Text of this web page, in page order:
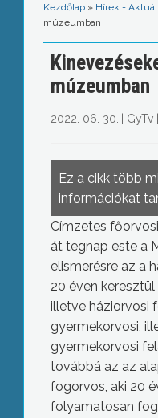
Kezdőlap » Hírek -
múzeumban
múzeumban
2022. 06. 30. GyTv||
Ez a cikk több
információkat
Címzetes
át tegnap este a
elismerésre az a
20 éven
illetve háziorvosi
gyermekorvosi,
gyermekorvosi
továbbá az az
fogorvos, aki 20
folyamatosan